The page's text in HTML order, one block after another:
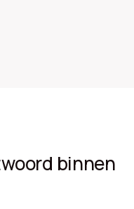
binnen